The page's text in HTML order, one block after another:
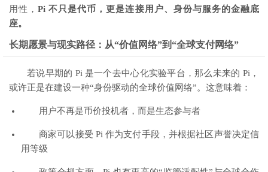
用性，Pi 不只是代币，更是连接用户、身份与服务的金融底
座。
长期愿景与现实路径：从“价值网络”到“全球支付网络”
若说早期的 Pi 是一个去中心化实验平台，那么未来的 Pi，
或许正是在建设一种“身份驱动的全球价值网络”。这意味着：
用户不再是币价投机者，而是生态参与者
商家可以接受 Pi 作为支付手段，并根据社区声誉决定信
用等级